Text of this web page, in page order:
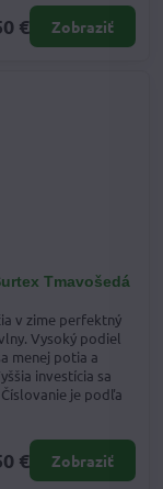
€ Zobraziť
Tmavošedá
v zime perfektný
Vysoký podiel
menej potia a
investícia sa
je podľa
€ Zobraziť